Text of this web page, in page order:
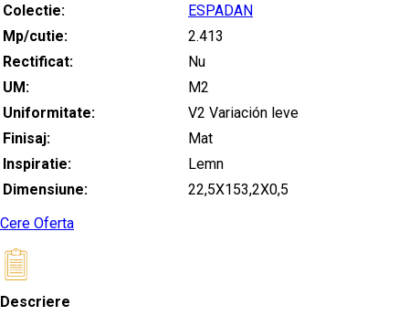
Colectie:
ESPADAN
Mp/cutie:
2.413
Rectificat:
Nu
UM:
M2
Uniformitate:
V2 Variación leve
Finisaj:
Mat
Inspiratie:
Lemn
Dimensiune:
22,5X153,2X0,5
Cere Oferta
Descriere